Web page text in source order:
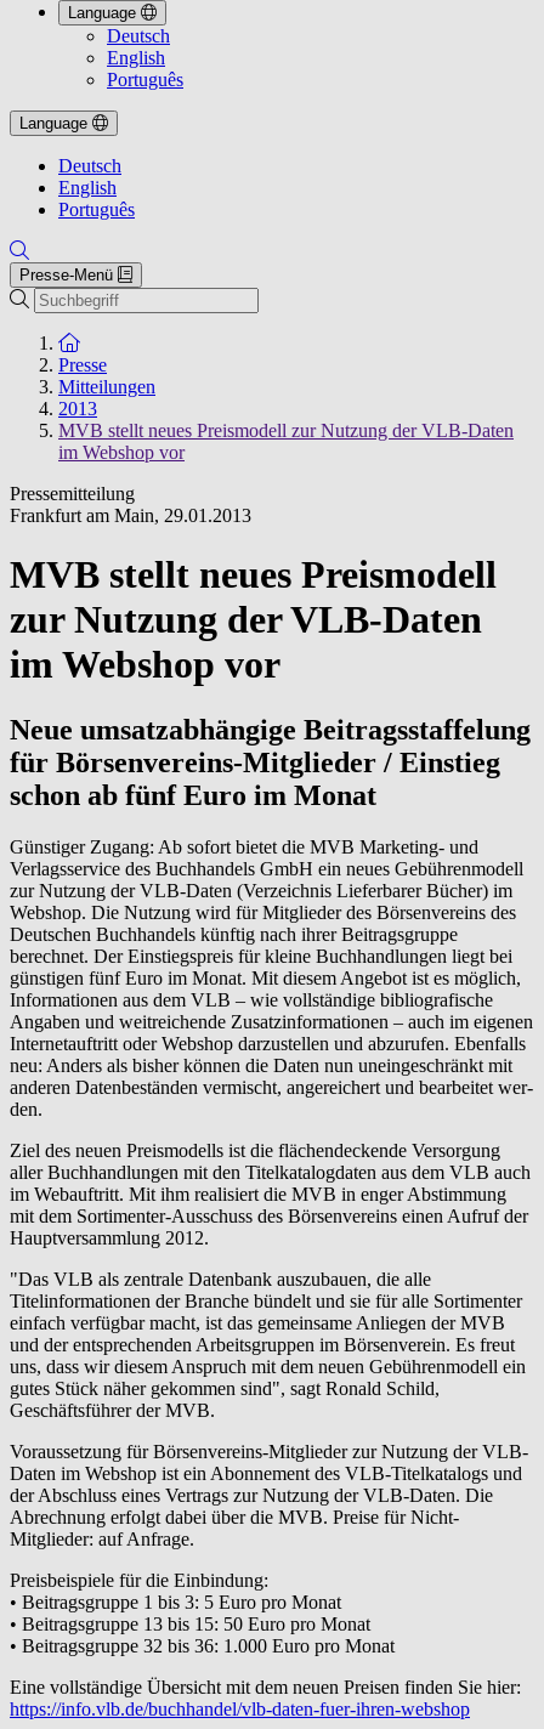
Language
Deutsch
English
Português
Language
Deutsch
English
Português
Presse-Menü
Suche
Zur Startseite
Presse
Mitteilungen
2013
MVB stellt neues Preismodell zur Nutzung der VLB-Daten
im Webshop vor
Pressemitteilung
Frankfurt am Main, 29.01.2013
MVB stellt neues Preismodell
zur Nutzung der VLB-Daten
im Webshop vor
Neue umsatzabhängige Beitragsstaffelung
für Börsenvereins-Mitglieder / Einstieg
schon ab fünf Euro im Monat
Günstiger Zugang: Ab sofort bietet die MVB Marketing- und
Verlagsservice des Buchhandels GmbH ein neues Gebührenmodell
zur Nutzung der VLB-Daten (Verzeichnis Lieferbarer Bücher) im
Webshop. Die Nutzung wird für Mitglieder des Börsenvereins des
Deutschen Buchhandels künftig nach ihrer Beitragsgruppe
berechnet. Der Einstiegspreis für kleine Buchhandlungen liegt bei
günstigen fünf Euro im Monat. Mit diesem Angebot ist es möglich,
Informationen aus dem VLB – wie vollständige bibliografische
Angaben und weitreichende Zusatzinformationen – auch im eigenen
Internetauftritt oder Webshop darzustellen und abzurufen. Ebenfalls
neu: Anders als bisher können die Daten nun uneingeschränkt mit
anderen Datenbeständen vermischt, angereichert und bearbeitet wer-
den.
Ziel des neuen Preismodells ist die flächendeckende Versorgung
aller Buchhandlungen mit den Titelkatalogdaten aus dem VLB auch
im Webauftritt. Mit ihm realisiert die MVB in enger Abstimmung
mit dem Sortimenter-Ausschuss des Börsenvereins einen Aufruf der
Hauptversammlung 2012.
"Das VLB als zentrale Datenbank auszubauen, die alle
Titelinformationen der Branche bündelt und sie für alle Sortimenter
einfach verfügbar macht, ist das gemeinsame Anliegen der MVB
und der entsprechenden Arbeitsgruppen im Börsenverein. Es freut
uns, dass wir diesem Anspruch mit dem neuen Gebührenmodell ein
gutes Stück näher gekommen sind", sagt Ronald Schild,
Geschäftsführer der MVB.
Voraussetzung für Börsenvereins-Mitglieder zur Nutzung der VLB-
Daten im Webshop ist ein Abonnement des VLB-Titelkatalogs und
der Abschluss eines Vertrags zur Nutzung der VLB-Daten. Die
Abrechnung erfolgt dabei über die MVB. Preise für Nicht-
Mitglieder: auf Anfrage.
Preisbeispiele für die Einbindung:
• Beitragsgruppe 1 bis 3: 5 Euro pro Monat
• Beitragsgruppe 13 bis 15: 50 Euro pro Monat
• Beitragsgruppe 32 bis 36: 1.000 Euro pro Monat
Eine vollständige Übersicht mit dem neuen Preisen finden Sie hier:
https://info.vlb.de/buchhandel/vlb-daten-fuer-ihren-webshop